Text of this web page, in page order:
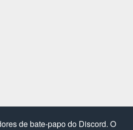
de bate-papo do Discord. O